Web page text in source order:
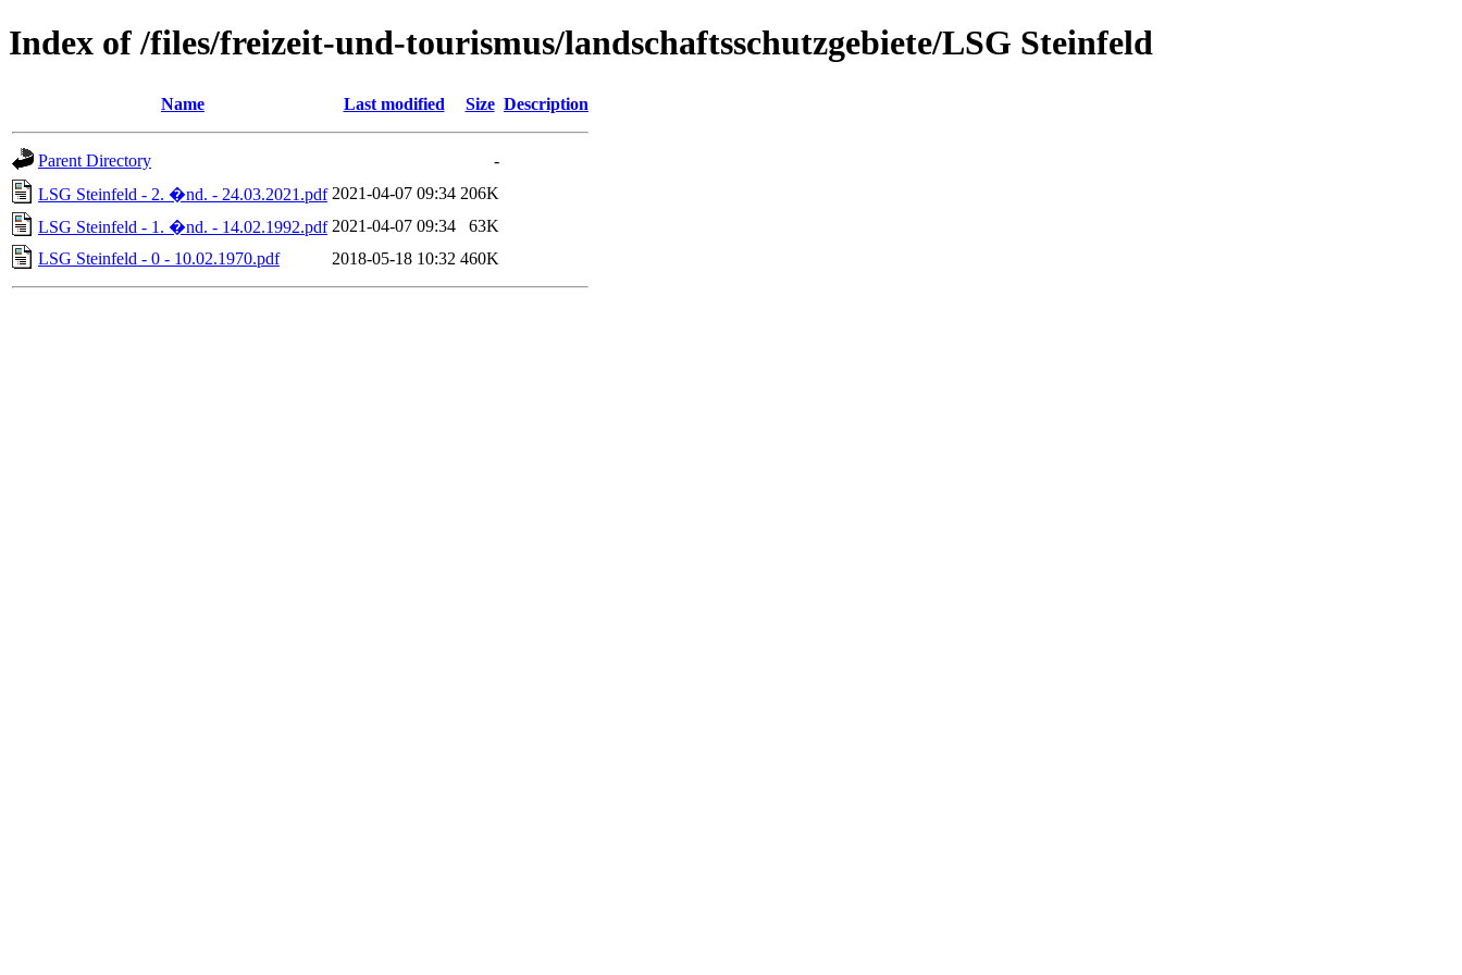
Index of /files/freizeit-und-tourismus/landschaftsschutzgebiete/LSG Steinfeld
Name Last modified Size Description
Parent Directory
-
LSG Steinfeld - 2. �nd. - 24.03.2021.pdf 2021-04-07 09:34 206K
LSG Steinfeld - 1. �nd. - 14.02.1992.pdf 2021-04-07 09:34
63K
LSG Steinfeld - 0 - 10.02.1970.pdf
2018-05-18 10:32 460K